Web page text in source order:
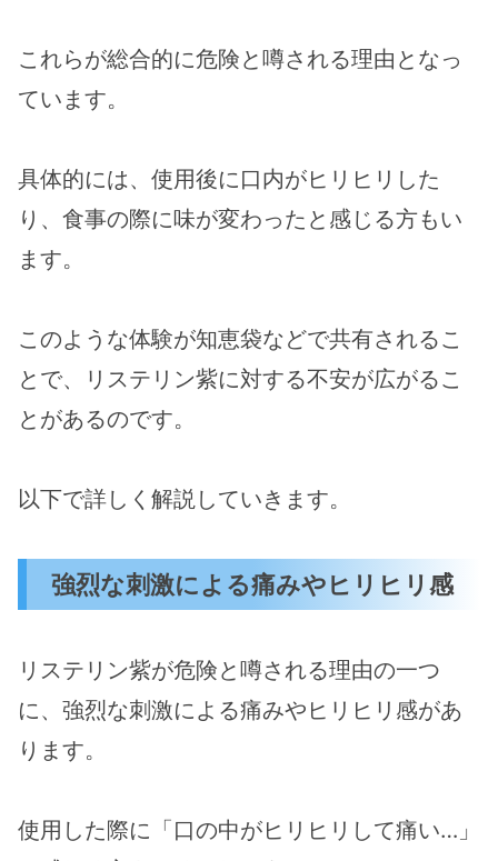
これらが総合的に危険と噂される理由となっ
ています。
具体的には、使用後に口内がヒリヒリした
り、食事の際に味が変わったと感じる方もい
ます。
このような体験が知恵袋などで共有されるこ
とで、リステリン紫に対する不安が広がるこ
とがあるのです。
以下で詳しく解説していきます。
強烈な刺激による痛みやヒリヒリ感
リステリン紫が危険と噂される理由の一つ
に、強烈な刺激による痛みやヒリヒリ感があ
ります。
使用した際に「口の中がヒリヒリして痛い…」